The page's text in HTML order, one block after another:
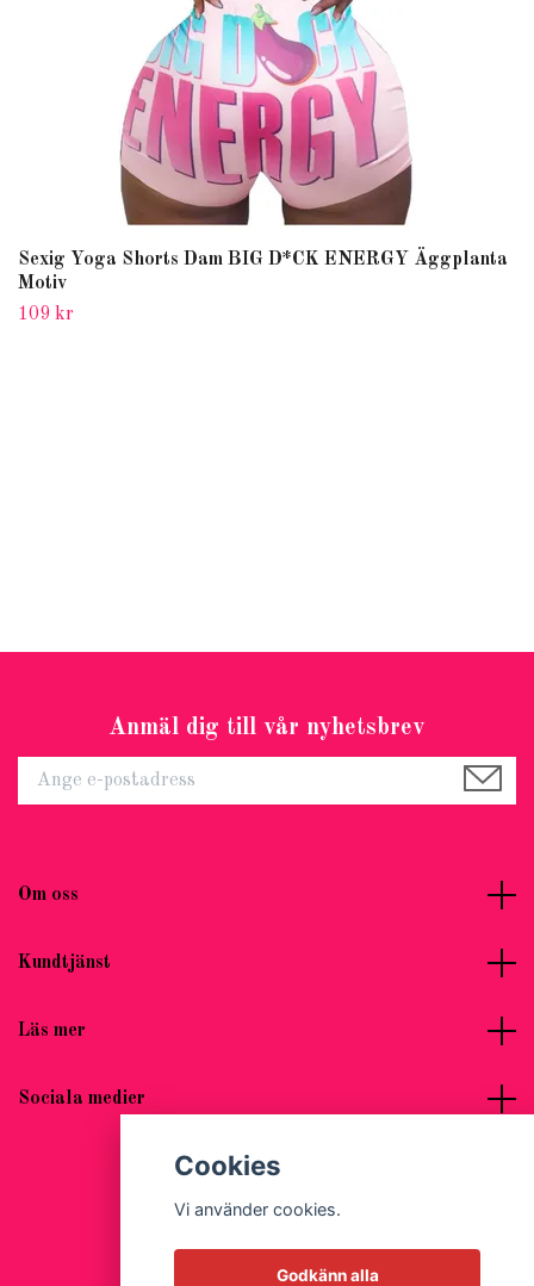
Sexig Yoga Shorts Dam BIG D*CK ENERGY Äggplanta
Motiv
109 kr
Anmäl dig till vår nyhetsbrev
Om oss
Kundtjänst
Läs mer
Sociala medier
© 2026 Hot Woman Clothes
Cookies
Vi använder cookies.
Godkänn alla